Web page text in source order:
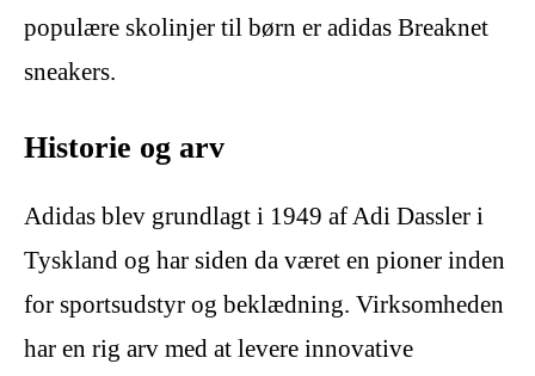
populære skolinjer til børn er adidas Breaknet
sneakers.
Historie og arv
Adidas blev grundlagt i 1949 af Adi Dassler i
Tyskland og har siden da været en pioner inden
for sportsudstyr og beklædning. Virksomheden
har en rig arv med at levere innovative